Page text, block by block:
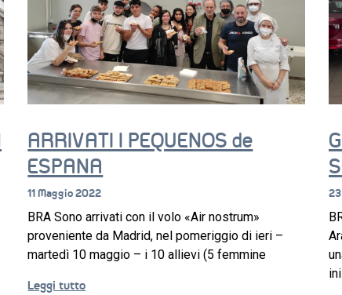
ARRIVATI I PEQUENOS de
ESPANA
11 Maggio 2022
BRA Sono arrivati con il volo «Air nostrum»
proveniente da Madrid, nel pomeriggio di ieri –
martedì 10 maggio – i 10 allievi (5 femmine
Leggi tutto